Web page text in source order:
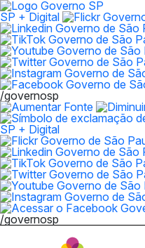
SP + Digital
/governosp
SP + Digital
/governosp